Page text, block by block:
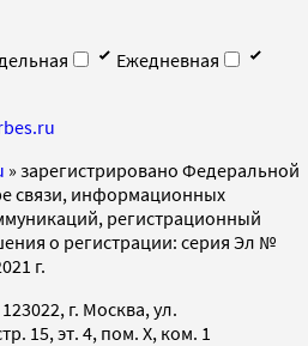
Ежедневная
» зарегистрировано Федеральной
связи, информационных
регистрационный
о регистрации: серия Эл №
г.
г. Москва, ул.
15, эт. 4, пом. X, ком. 1